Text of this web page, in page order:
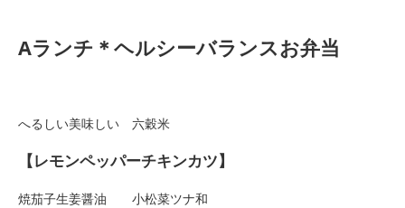
Aランチ＊ヘルシーバランスお弁当
へるしい美味しい 六穀米
【レモンペッパーチキンカツ】
焼茄子生姜醤油 小松菜ツナ和